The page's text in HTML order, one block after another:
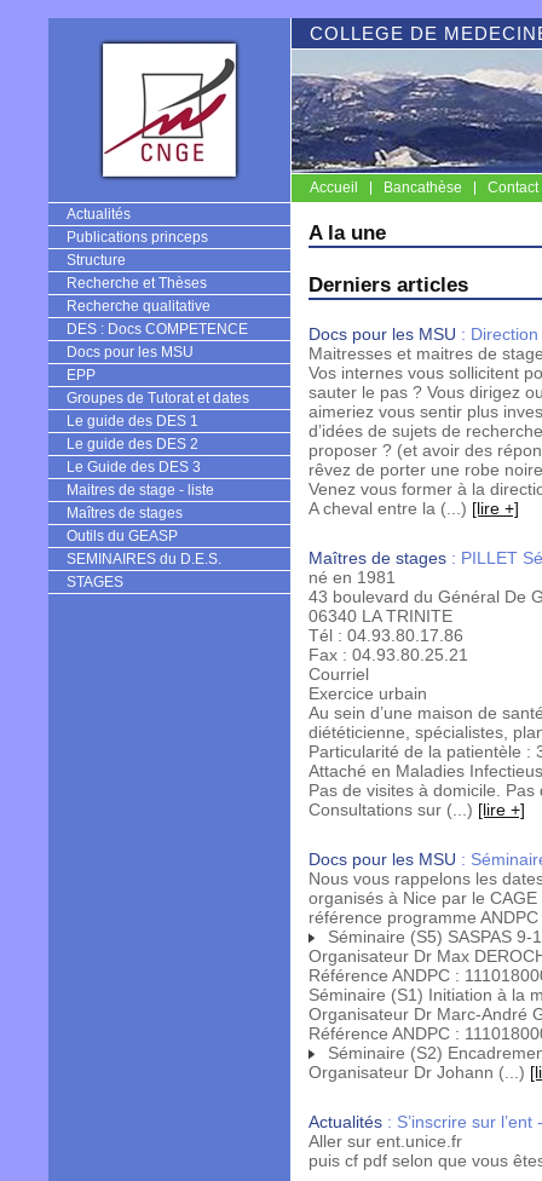
COLLEGE DE
CNGE
Accueil Bancathèse
Contact
Actualités
Publications princeps
Structure
Recherche et Thèses
Recherche qualitative
DES : Docs COMPETENCE
Docs pour les MSU
EPP
Groupes de Tutorat et dates
Le guide des DES 1
Le guide des DES 2
Le Guide des DES 3
Maitres de stage - liste
Maîtres de stages
Outils du GEASP
SEMINAIRES du D.E.S.
STAGES
A la une
Derniers articles
Docs pour les MSU :
Maitresses et maitres de
Vos internes vous sollicitent
sauter le pas ? Vous dirigez
aimeriez vous sentir plus
d’idées de sujets de
proposer ? (et avoir des
rêvez de porter une robe
Venez vous former à la
A cheval entre la (...) [lire +]
Maîtres de stages : PILLET
né en 1981
43 boulevard du Général De
06340 LA TRINITE
Tél : 04.93.80.17.86
Fax : 04.93.80.25.21
Courriel
Exercice urbain
Au sein d’une maison de
diététicienne, spécialistes,
Particularité de la patientèle :
Attaché en Maladies
Pas de visites à domicile. Pas
Consultations sur (...) [lire +]
Docs pour les MSU :
Nous vous rappelons les
organisés à Nice par le
référence programme ANDPC
Séminaire (S5) SASPAS 9-
Organisateur Dr Max
Référence ANDPC :
Séminaire (S1) Initiation à la
Organisateur Dr Marc-André
Référence ANDPC :
Séminaire (S2)
Organisateur Dr Johann (...)
Actualités : S’inscrire sur l’ent
Aller sur ent.unice.fr
puis cf pdf selon que vous